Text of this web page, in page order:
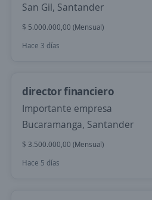
San Gil, Santander
$ 5.000.000,00 (Mensual)
Hace 3 días
director financiero
Importante empresa
Bucaramanga, Santander
$ 3.500.000,00 (Mensual)
Hace 5 días